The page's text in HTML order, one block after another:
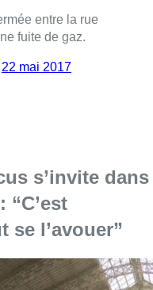
entre la rue
fuite de gaz.
22 mai 2017
s’invite dans
se l’avouer”